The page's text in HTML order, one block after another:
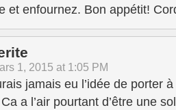
et enfournez. Bon appétit!
1, 2015 at 1:05 PM
jamais eu l’idée de porter
a l’air pourtant d’être une